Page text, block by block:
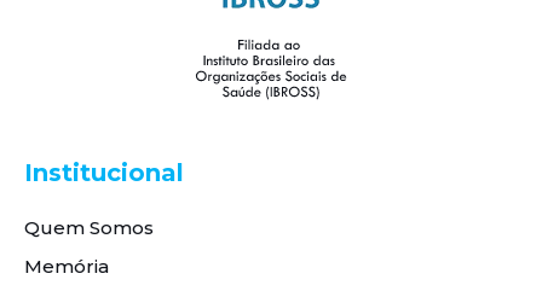
Institucional
Quem Somos
Memória